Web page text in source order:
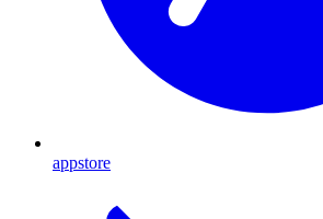
appstore